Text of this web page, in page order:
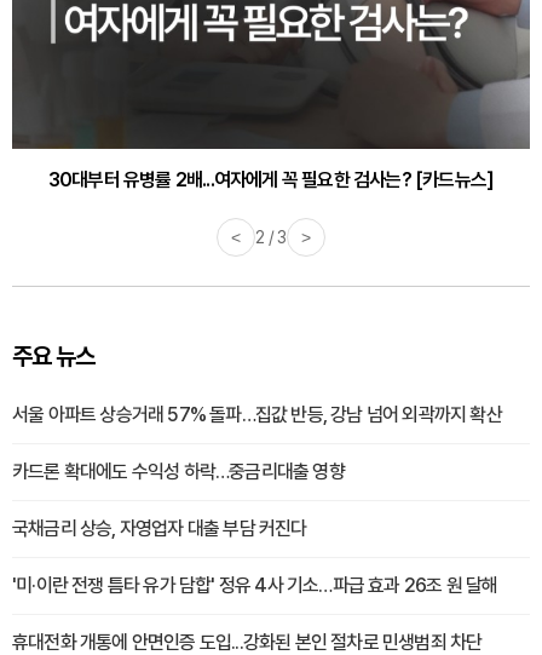
30대부터 유병률 2배...여자에게 꼭 필요한 검사는? [카드뉴스]
< 2 / 3 >
주요 뉴스
서울 아파트 상승거래 57% 돌파…집값 반등, 강남 넘어 외곽까지 확산
카드론 확대에도 수익성 하락…중금리대출 영향
국채금리 상승, 자영업자 대출 부담 커진다
'미·이란 전쟁 틈타 유가 담합' 정유 4사 기소…파급 효과 26조 원 달해
휴대전화 개통에 안면인증 도입...강화된 본인 절차로 민생범죄 차단